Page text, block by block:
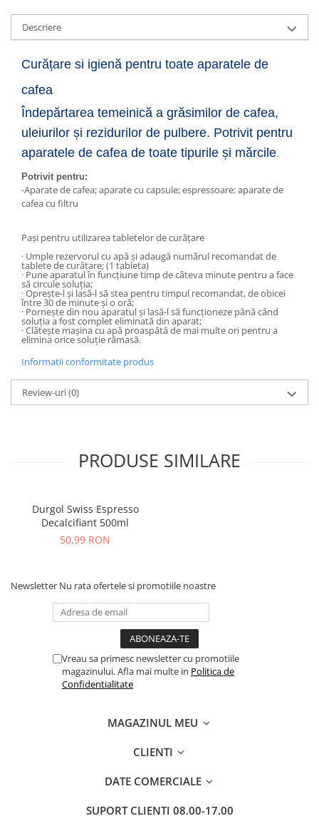
Descriere
Curățare si igienă pentru toate aparatele de
cafea
Îndepărtarea temeinică a grăsimilor de cafea,
uleiurilor și rezidurilor de pulbere. Potrivit pentru
aparatele de cafea de toate tipurile și mărcile.
Potrivit pentru:
-Aparate de cafea; aparate cu capsule; espressoare; aparate de
cafea cu filtru
Pași pentru utilizarea tabletelor de curățare
· Umple rezervorul cu apă și adaugă numărul recomandat de
tablete de curățare; (1 tableta)
· Pune aparatul în funcțiune timp de câteva minute pentru a face
să circule soluția;
· Oprește-l și lasă-l să stea pentru timpul recomandat, de obicei
între 30 de minute și o oră;
· Pornește din nou aparatul și lasă-l să funcționeze până când
soluția a fost complet eliminată din aparat;
· Clătește mașina cu apă proaspătă de mai multe ori pentru a
elimina orice soluție rămasă.
Informatii conformitate produs
Review-uri(0)
PRODUSE SIMILARE
Durgol Swiss Espresso
Decalcifiant 500ml
50,99 RON
Newsletter Nu rata ofertele si promotiile noastre
Vreau sa primesc newsletter cu promotiile
magazinului. Afla mai multe in Politica de
Confidentialitate
MAGAZINUL MEU
CLIENTI
DATE COMERCIALE
SUPORT CLIENTI 08.00-17.00